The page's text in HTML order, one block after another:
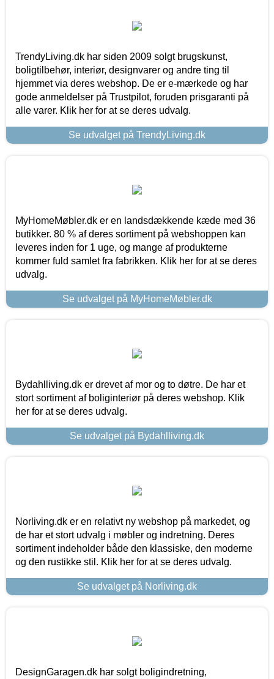
TrendyLiving.dk har siden 2009 solgt brugskunst,
boligtilbehør, interiør, designvarer og andre ting til
hjemmet via deres webshop. De er e-mærkede og har
gode anmeldelser på Trustpilot, foruden prisgaranti på
alle varer. Klik her for at se deres udvalg.
Se udvalget på TrendyLiving.dk
MyHomeMøbler.dk er en landsdækkende kæde med 36
butikker. 80 % af deres sortiment på webshoppen kan
leveres inden for 1 uge, og mange af produkterne
kommer fuld samlet fra fabrikken. Klik her for at se deres
udvalg.
Se udvalget på MyHomeMøbler.dk
Bydahlliving.dk er drevet af mor og to døtre. De har et
stort sortiment af boliginteriør på deres webshop. Klik
her for at se deres udvalg.
Se udvalget på Bydahlliving.dk
Norliving.dk er en relativt ny webshop på markedet, og
de har et stort udvalg i møbler og indretning. Deres
sortiment indeholder både den klassiske, den moderne
og den rustikke stil. Klik her for at se deres udvalg.
Se udvalget på Norliving.dk
DesignGaragen.dk har solgt boligindretning,